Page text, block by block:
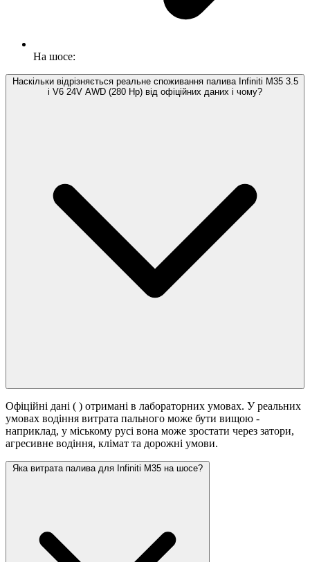
На шосе:
Наскільки відрізняється реальне споживання палива Infiniti M35 3.5
i V6 24V AWD (280 Hp) від офіційних даних і чому?
Офіційні дані ( ) отримані в лабораторних умовах. У реальних
умовах водіння витрата пального може бути вищою -
наприклад, у міському русі вона може зростати через затори,
агресивне водіння, клімат та дорожні умови.
Яка витрата палива для Infiniti M35 на шосе?